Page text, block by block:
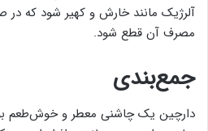
آلرژیک مانند خارش و کهیر شود که در
مصرف آن قطع شود.
جمع‌بندی
دارچین یک چاشنی معطر و خوش‌طعم